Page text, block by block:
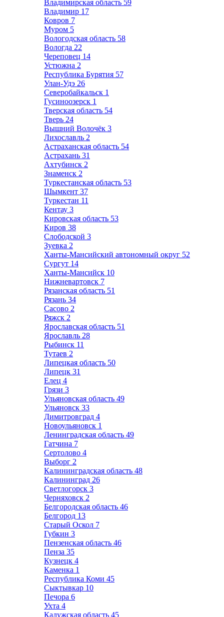
Владимирская область 59
Владимир 17
Ковров 7
Муром 5
Вологодская область 58
Вологда 22
Череповец 14
Устюжна 2
Республика Бурятия 57
Улан-Удэ 26
Северобайкальск 1
Гусиноозерск 1
Тверская область 54
Тверь 24
Вышний Волочёк 3
Лихославль 2
Астраханская область 54
Астрахань 31
Ахтубинск 2
Знаменск 2
Туркестанская область 53
Шымкент 37
Туркестан 11
Кентау 3
Кировская область 53
Киров 38
Слободской 3
Зуевка 2
Ханты-Мансийский автономный округ 52
Сургут 14
Ханты-Мансийск 10
Нижневартовск 7
Рязанская область 51
Рязань 34
Сасово 2
Ряжск 2
Ярославская область 51
Ярославль 28
Рыбинск 11
Тутаев 2
Липецкая область 50
Липецк 31
Елец 4
Грязи 3
Ульяновская область 49
Ульяновск 33
Димитровград 4
Новоульяновск 1
Ленинградская область 49
Гатчина 7
Сертолово 4
Выборг 2
Калининградская область 48
Калининград 26
Светлогорск 3
Черняховск 2
Белгородская область 46
Белгород 13
Старый Оскол 7
Губкин 3
Пензенская область 46
Пенза 35
Кузнецк 4
Каменка 1
Республика Коми 45
Сыктывкар 10
Печора 6
Ухта 4
Калужская область 45